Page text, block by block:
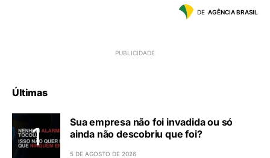
DE AGÊNCIA BRASIL
Últimas
Sua empresa não foi invadida ou só
ainda não descobriu que foi?
5 DE AGOSTO DE 2026